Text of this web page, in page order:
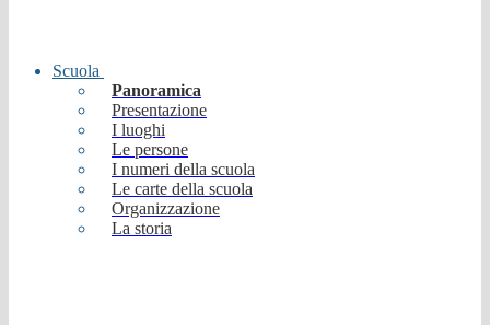
Scuola
Panoramica
Presentazione
I luoghi
Le persone
I numeri della scuola
Le carte della scuola
Organizzazione
La storia